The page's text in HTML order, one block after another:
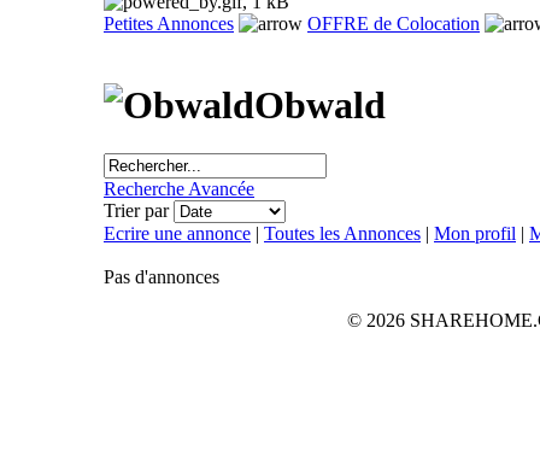
Petites Annonces OFFRE de Colocation
Obwald
Recherche Avancée
Trier par
Ecrire une annonce | Toutes les Annonces | Mon profil |
Pas d'annonces
© 2026